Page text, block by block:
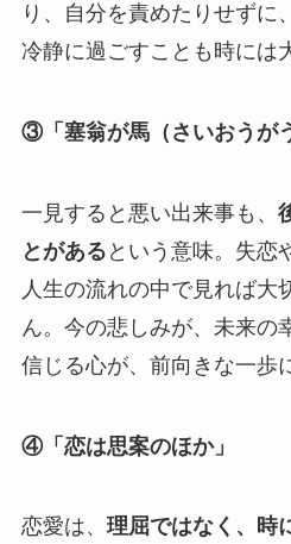
り、自分を責めたりせずに
冷静に過ごすことも時には
③「塞翁が馬（さいおうが
一見すると悪い出来事も、
とがある という意味。失恋
人生の流れの中で見れば大
ん。今の悲しみが、未来の
信じる心が、前向きな一歩
④「恋は思案のほか」
恋愛は、 理屈ではなく、時